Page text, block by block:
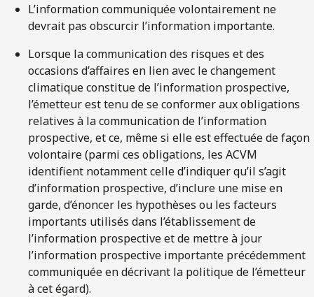
L’information communiquée volontairement ne
devrait pas obscurcir l’information importante.
Lorsque la communication des risques et des
occasions d’affaires en lien avec le changement
climatique constitue de l’information prospective,
l’émetteur est tenu de se conformer aux obligations
relatives à la communication de l’information
prospective, et ce, même si elle est effectuée de façon
volontaire (parmi ces obligations, les ACVM
identifient notamment celle d’indiquer qu’il s’agit
d’information prospective, d’inclure une mise en
garde, d’énoncer les hypothèses ou les facteurs
importants utilisés dans l’établissement de
l’information prospective et de mettre à jour
l’information prospective importante précédemment
communiquée en décrivant la politique de l’émetteur
à cet égard).